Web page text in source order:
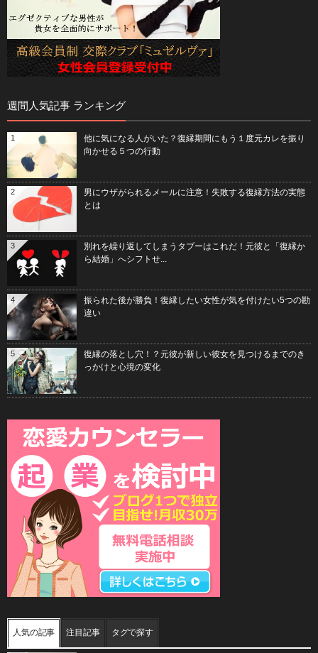
週間人気記事 ランキング
他に気になる人がいた？復縁期間にもう１度元カレを振り
向かせる５つの行動
1
男にウザがられるメールに注意！失敗する復縁方法の実態
とは
2
別れを繰り返してしまうタブーはこれだ！元彼と「復縁か
ら結婚」へシフトせ...
3
振られた後が勝負！復縁したい女性が気を付けたい5つの勘
違い
4
復縁の落とし穴！？元彼が新しい彼女を見つけるまでのき
っかけと心境の変化
5
人気の記事 注目記事 タグで探す